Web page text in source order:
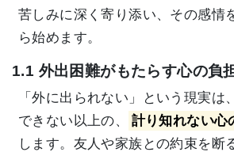
苦しみに深く寄り添い、その感情
ら始めます。
1.1 外出困難がもたらす心の負
「外に出られない」という現実は
できない以上の、
計り知れない心
します。友人や家族との約束を断